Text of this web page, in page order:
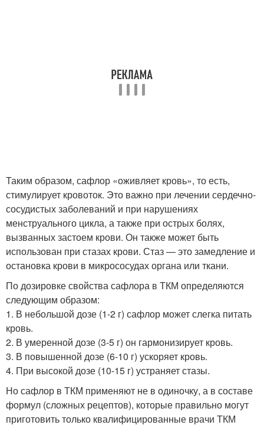
Таким образом, сафлор «оживляет кровь», то есть,
стимулирует кровоток. Это важно при лечении сердечно-
сосудистых заболеваний и при нарушениях
менструального цикла, а также при острых болях,
вызванных застоем крови. Он также может быть
использован при стазах крови. Стаз — это замедление и
остановка крови в микрососудах органа или ткани.
По дозировке свойства сафлора в ТКМ определяются
следующим образом:
1. В небольшой дозе (1-2 г) сафлор может слегка питать
кровь.
2. В умеренной дозе (3-5 г) он гармонизирует кровь.
3. В повышенной дозе (6-10 г) ускоряет кровь.
4. При высокой дозе (10-15 г) устраняет стазы.
Но сафлор в ТКМ применяют не в одиночку, а в составе
формул (сложных рецептов), которые правильно могут
приготовить только квалифицированные врачи ТКМ